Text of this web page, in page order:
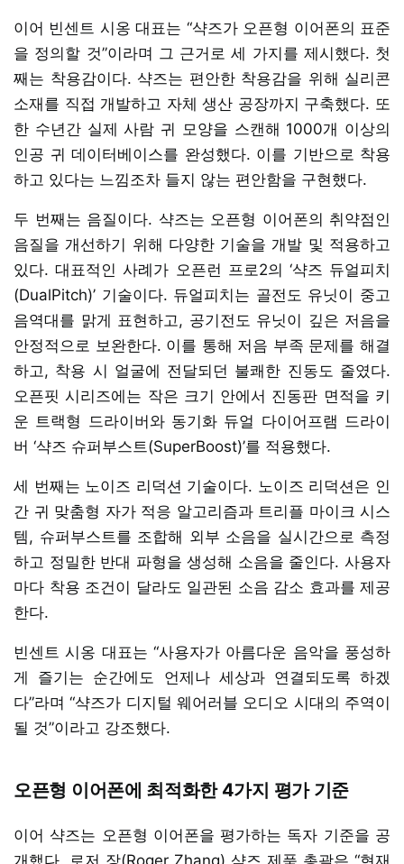
이어 빈센트 시옹 대표는 “샥즈가 오픈형 이어폰의 표준
을 정의할 것”이라며 그 근거로 세 가지를 제시했다. 첫
째는 착용감이다. 샥즈는 편안한 착용감을 위해 실리콘
소재를 직접 개발하고 자체 생산 공장까지 구축했다. 또
한 수년간 실제 사람 귀 모양을 스캔해 1000개 이상의
인공 귀 데이터베이스를 완성했다. 이를 기반으로 착용
하고 있다는 느낌조차 들지 않는 편안함을 구현했다.
두 번째는 음질이다. 샥즈는 오픈형 이어폰의 취약점인
음질을 개선하기 위해 다양한 기술을 개발 및 적용하고
있다. 대표적인 사례가 오픈런 프로2의 ‘샥즈 듀얼피치
(DualPitch)’ 기술이다. 듀얼피치는 골전도 유닛이 중고
음역대를 맑게 표현하고, 공기전도 유닛이 깊은 저음을
안정적으로 보완한다. 이를 통해 저음 부족 문제를 해결
하고, 착용 시 얼굴에 전달되던 불쾌한 진동도 줄였다.
오픈핏 시리즈에는 작은 크기 안에서 진동판 면적을 키
운 트랙형 드라이버와 동기화 듀얼 다이어프램 드라이
버 ‘샥즈 슈퍼부스트(SuperBoost)’를 적용했다.
세 번째는 노이즈 리덕션 기술이다. 노이즈 리덕션은 인
간 귀 맞춤형 자가 적응 알고리즘과 트리플 마이크 시스
템, 슈퍼부스트를 조합해 외부 소음을 실시간으로 측정
하고 정밀한 반대 파형을 생성해 소음을 줄인다. 사용자
마다 착용 조건이 달라도 일관된 소음 감소 효과를 제공
한다.
빈센트 시옹 대표는 “사용자가 아름다운 음악을 풍성하
게 즐기는 순간에도 언제나 세상과 연결되도록 하겠
다”라며 “샥즈가 디지털 웨어러블 오디오 시대의 주역이
될 것”이라고 강조했다.
오픈형 이어폰에 최적화한 4가지 평가 기준
이어 샥즈는 오픈형 이어폰을 평가하는 독자 기준을 공
개했다. 로저 장(Roger Zhang) 샥즈 제품 총괄은 “현재